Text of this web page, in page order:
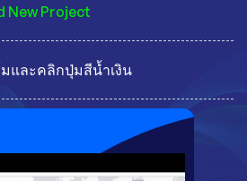
New Project
และคลิกปุ่มสีน้ำเงิน